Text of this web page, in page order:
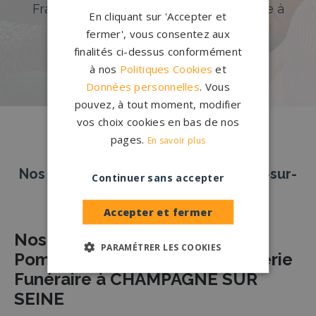
France. Personnalisation avancée grâce à
notre configurateur 3D en ligne.
PERSONNALISEZ VOTRE MONUMENT
Nos pierres tombales à Champagne-sur-
Seine
Nos Partenaires Agences de
Pompes Funèbres et de Marbrerie
Funéraire à CHAMPAGNE SUR
SEINE
En cliquant sur 'Accepter et
fermer', vous consentez aux
finalités ci-dessus conformément
à nos Politiques Cookies et
Données personnelles. Vous
pouvez, à tout moment, modifier
vos choix cookies en bas de nos
pages. En savoir plus
Accepter et fermer
Continuer sans accepter
PARAMÉTRER LES COOKIES